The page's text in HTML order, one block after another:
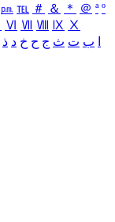
㏘ ℡ ＃ ＆ ＊ ＠ ª º
Ⅵ Ⅶ Ⅷ Ⅸ Ⅹ
ب ت ث ج ح خ د ذ